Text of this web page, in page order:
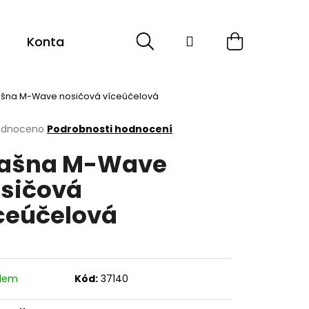
Kontakt Sport Cyklistika
HledatPřihlášeníNákupní
M-Wave nosičová víceúčelová
Podrobnosti hodnocení
M-Wave
Kód: 37140